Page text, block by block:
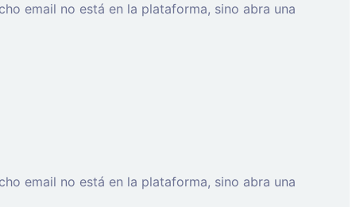
email no está en la plataforma, sino abra una
email no está en la plataforma, sino abra una